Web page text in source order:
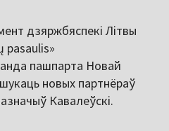
дзяржбяспекі Літвы
pasaulis»
пашпарта Новай
новых партнёраў
Кавалеўскі.